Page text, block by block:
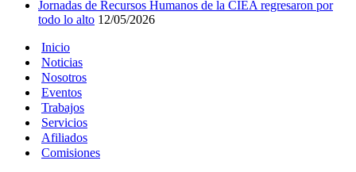
Jornadas de Recursos Humanos de la CIEA regresaron por
todo lo alto 12/05/2026
Inicio
Noticias
Nosotros
Eventos
Trabajos
Servicios
Afiliados
Comisiones